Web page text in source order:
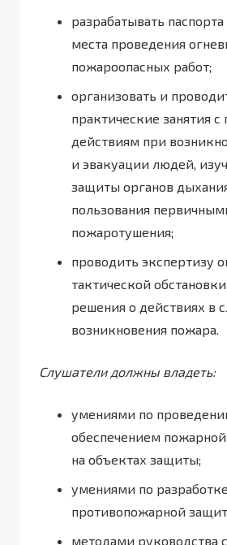
разрабатывать
места проведения
пожароопасных работ;
организовать и
практические занятия с
действиям при
и эвакуации людей,
защиты органов
пользования
пожаротушения;
проводить экспертизу
тактической
решения о действиях в
возникновения пожара.
Слушатели должны владеть:
умениями по
обеспечением пожарной
на объектах защиты;
умениями по
противопожарной
методами руководства